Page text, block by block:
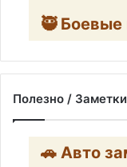
🥷 Боевые
Полезно / Заметки
🚗 Авто